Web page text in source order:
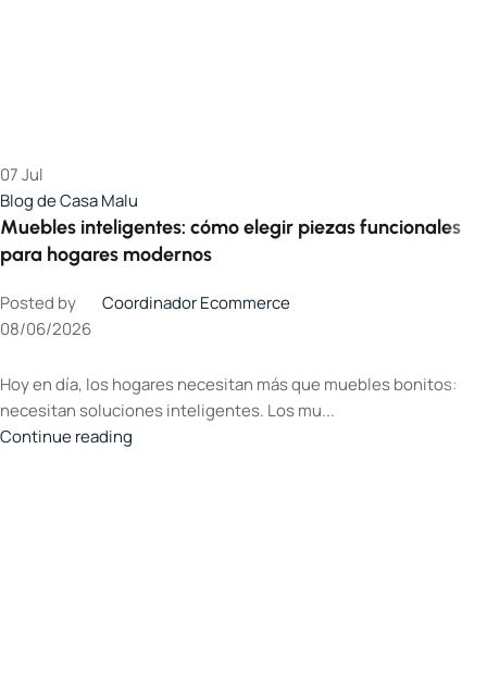
07Jul
Blog de Casa Malu
Muebles inteligentes: cómo elegir piezas funcionales
para hogares modernos
Posted by
Coordinador Ecommerce
08/06/2026
Hoy en día, los hogares necesitan más que muebles bonitos:
necesitan soluciones inteligentes. Los mu...
Continue reading